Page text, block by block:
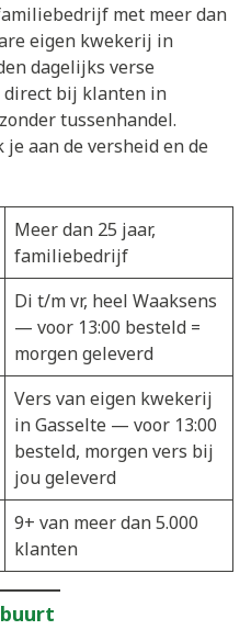
met meer dan
eigen kwekerij in
dagelijks verse
direct bij klanten in
tussenhandel.
aan de versheid en de
Meer dan 25 jaar,
familiebedrijf
Di t/m vr, heel Waaksens
— voor 13:00 besteld =
morgen geleverd
Vers van eigen kwekerij
in Gasselte — voor 13:00
besteld, morgen vers bij
jou geleverd
9+ van meer dan 5.000
klanten